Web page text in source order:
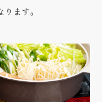
ます。